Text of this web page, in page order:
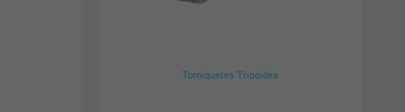
Torniquetes Tripoides